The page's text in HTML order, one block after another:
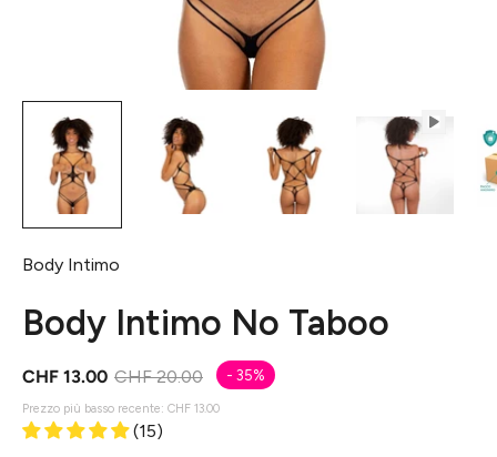
Body Intimo
Body Intimo No Taboo
CHF 13.00 CHF 20.00 - 35%
Prezzo più basso recente: CHF 13.00
(15)